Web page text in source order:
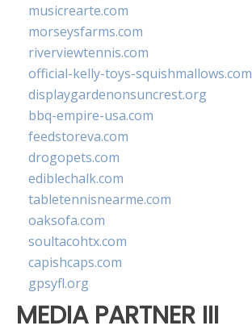
musicrearte.com
morseysfarms.com
riverviewtennis.com
official-kelly-toys-squishmallows.com
displaygardenonsuncrest.org
bbq-empire-usa.com
feedstoreva.com
drogopets.com
ediblechalk.com
tabletennisnearme.com
oaksofa.com
soultacohtx.com
capishcaps.com
gpsyfl.org
MEDIA PARTNER III